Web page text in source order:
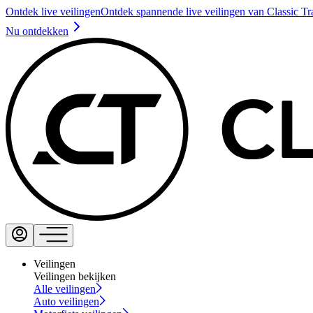
Ontdek live veilingenOntdek spannende live veilingen van Classic
Nu ontdekken
Veilingen
Veilingen bekijken
Alle veilingen
Auto veilingen